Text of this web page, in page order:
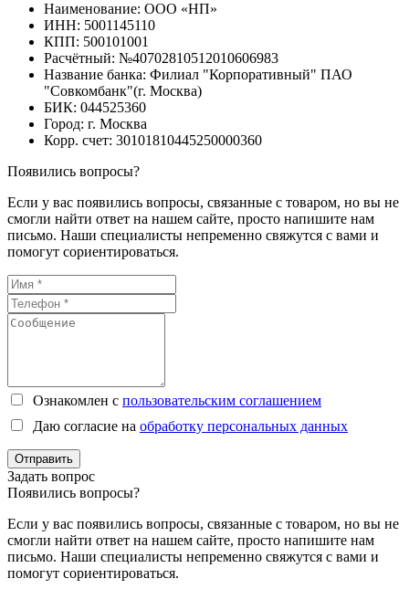
Наименование: ООО «НП»
ИНН: 5001145110
КПП: 500101001
Расчётный: №40702810512010606983
Название банка: Филиал "Корпоративный" ПАО
"Совкомбанк"(г. Москва)
БИК: 044525360
Город: г. Москва
Корр. счет: 30101810445250000360
Появились вопросы?
Если у вас появились вопросы, связанные с товаром, но вы не
смогли найти ответ на нашем сайте, просто напишите нам
письмо. Наши специалисты непременно свяжутся с вами и
помогут сориентироваться.
Ознакомлен с пользовательским соглашением
Даю согласие на обработку персональных данных
Отправить
Задать вопрос
Появились вопросы?
Если у вас появились вопросы, связанные с товаром, но вы не
смогли найти ответ на нашем сайте, просто напишите нам
письмо. Наши специалисты непременно свяжутся с вами и
помогут сориентироваться.